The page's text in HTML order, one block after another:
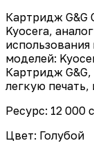
Картридж G&G
Kyocera,
моделей:
Картридж
легкую
Ресурс: 12 000
Цвет: Голубой